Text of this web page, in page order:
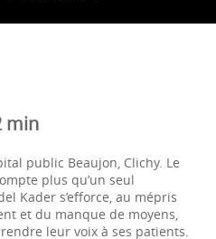
min
public Beaujon, Clichy. Le
plus qu’un seul
Kader s’efforce, au mépris
et du manque de moyens,
leur voix à ses patients.